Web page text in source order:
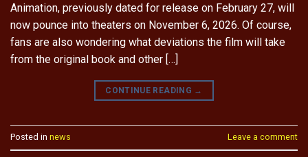
Animation, previously dated for release on February 27, will
now pounce into theaters on November 6, 2026. Of course,
fans are also wondering what deviations the film will take
from the original book and other […]
CONTINUE READING →
Posted in news Leave a comment